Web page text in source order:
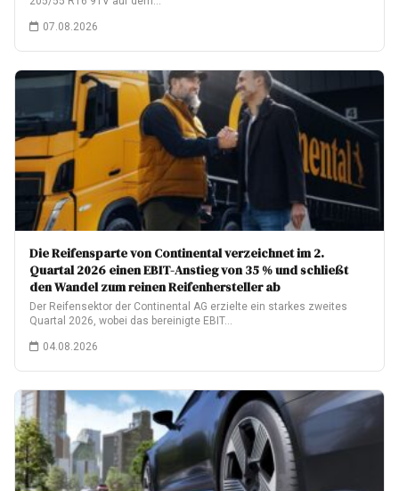
07.08.2026
Die Reifensparte von Continental verzeichnet im 2.
Quartal 2026 einen EBIT-Anstieg von 35 % und schließt
den Wandel zum reinen Reifenhersteller ab
Der Reifensektor der Continental AG erzielte ein starkes zweites
Quartal 2026, wobei das bereinigte EBIT…
04.08.2026